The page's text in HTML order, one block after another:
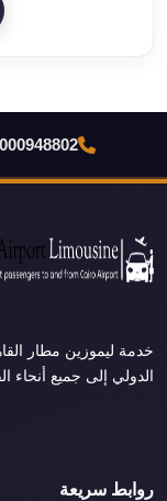
خدمة ليموزين مطار
الدولي إلى جميع أنحاء
روابط سريعة